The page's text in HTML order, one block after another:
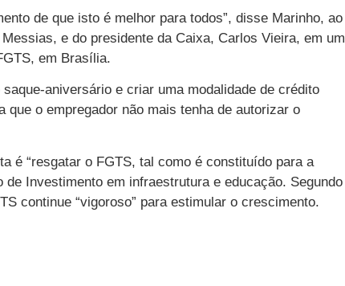
de que isto é melhor para todos”, disse Marinho, ao
e do presidente da Caixa, Carlos Vieira, em um
em Brasília.
aniversário e criar uma modalidade de crédito
que o empregador não mais tenha de autorizar o
é “resgatar o FGTS, tal como é constituído para a
de Investimento em infraestrutura e educação. Segundo
continue “vigoroso” para estimular o crescimento.